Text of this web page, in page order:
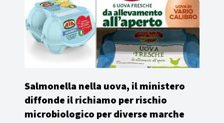
Salmonella nella uova, il ministero
diffonde il richiamo per rischio
microbiologico per diverse marche